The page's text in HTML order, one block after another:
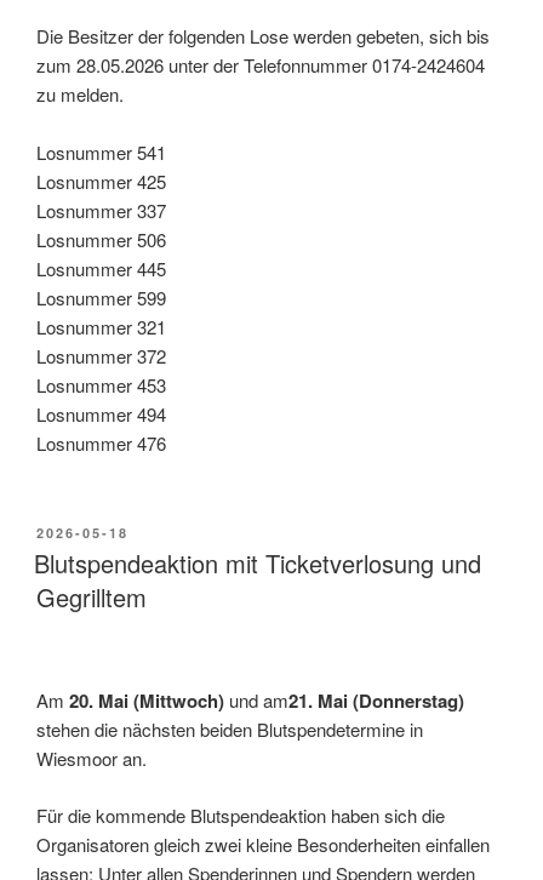
Die Besitzer der folgenden Lose werden gebeten, sich bis
zum 28.05.2026 unter der Telefonnummer 0174-2424604
zu melden.
Losnummer 541
Losnummer 425
Losnummer 337
Losnummer 506
Losnummer 445
Losnummer 599
Losnummer 321
Losnummer 372
Losnummer 453
Losnummer 494
Losnummer 476
2026-05-18
Blutspendeaktion mit Ticketverlosung und
Gegrilltem
Am 20. Mai (Mittwoch) und am21. Mai (Donnerstag)
stehen die nächsten beiden Blutspendetermine in
Wiesmoor an.
Für die kommende Blutspendeaktion haben sich die
Organisatoren gleich zwei kleine Besonderheiten einfallen
lassen: Unter allen Spenderinnen und Spendern werden